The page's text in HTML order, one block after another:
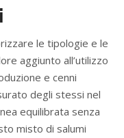
le tipologie e le
aggiunto all’utilizzo
e cenni
degli stessi nel
equilibrata senza
misto di salumi